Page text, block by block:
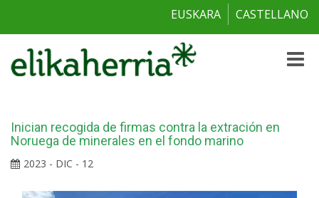
EUSKARA CASTELLANO
Toggle
Inician recogida de firmas contra la extración en
Noruega de minerales en el fondo marino
2023 - DIC - 12